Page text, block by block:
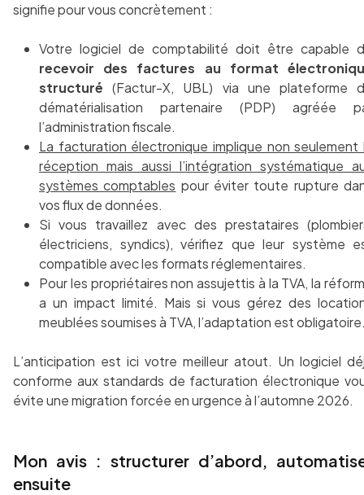
signifie pour vous concrètement :
Votre logiciel de comptabilité doit être capable
recevoir des factures au format
structuré (Factur-X, UBL) via une plateforme
dématérialisation partenaire (PDP) agréée
l’administration fiscale.
La facturation électronique implique non seulement
réception mais aussi l’intégration systématique
systèmes comptables pour éviter toute rupture
vos flux de données.
Si vous travaillez avec des prestataires
électriciens, syndics), vérifiez que leur système
compatible avec les formats réglementaires.
Pour les propriétaires non assujettis à la TVA, la
a un impact limité. Mais si vous gérez des
meublées soumises à TVA, l’adaptation est
L’anticipation est ici votre meilleur atout. Un logiciel
conforme aux standards de facturation électronique
évite une migration forcée en urgence à l’automne 2026.
Mon avis : structurer d’abord,
ensuite